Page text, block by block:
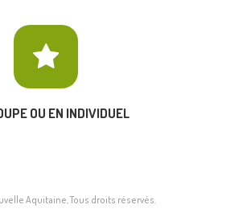
OU EN INDIVIDUEL
Aquitaine, Tous droits réservés.